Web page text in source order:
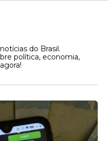
do Brasil.
política, economia,